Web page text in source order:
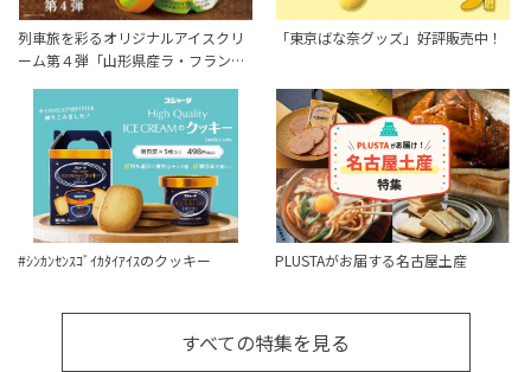
列車旅を彩るオリジナルアイスクリ
ーム第４弾「山形県産ラ・フラン…
「東京ばな奈グッズ」好評販売中！
#ｼﾝｶﾝｾﾝｽｺﾞｲｶﾀｲｱｲｽのクッキー PLUSTAがお届する名古屋土産
すべての特集を見る